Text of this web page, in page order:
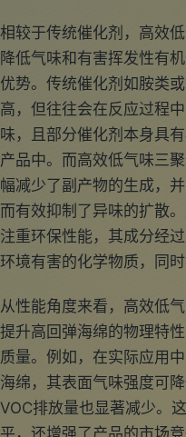
相较于传统催化剂，高效
降低气味和有害挥发性有
优势。传统催化剂如胺类
高，但往往会在反应过程
味，且部分催化剂本身具
产品中。而高效低气味三
幅减少了副产物的生成，
而有效抑制了异味的扩散
注重环保性能，其成分经
环境有害的化学物质，同
从性能角度来看，高效低
提升高回弹海绵的物理特
质量。例如，在实际应用
海绵，其表面气味强度可
VOC排放量也显著减少。
平，还增强了产品的市场